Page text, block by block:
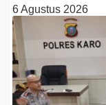
6 Agustus 2026